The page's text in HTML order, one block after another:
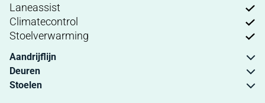
Laneassist
Climatecontrol
Stoelverwarming
Aandrijflijn
Deuren
Stoelen